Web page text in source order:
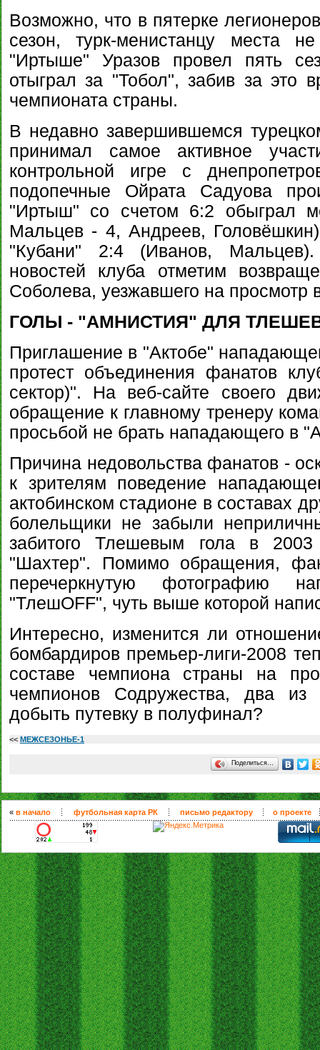
Возможно, что в пятерке
сезон, турк-менистанцу места
"Иртыше" Уразов провел пять
отыграл за "Тобол", забив за это
чемпионата страны.
В недавно завершившемся
принимал самое активное
контрольной игре с
подопечные Ойрата Садуова
"Иртыш" со счетом 6:2 обыграл
Мальцев - 4, Андреев,
"Кубани" 2:4 (Иванов,
новостей клуба отметим
Соболева, уезжавшего на просмотр
ГОЛЫ - "АМНИСТИЯ" ДЛЯ
Приглашение в "Актобе"
протест объединения фанатов
сектор)". На веб-сайте своего
обращение к главному тренеру
просьбой не брать нападающего в
Причина недовольства фанатов -
к зрителям поведение
актобинском стадионе в составах
болельщики не забыли
забитого Тлешевым гола в
"Шахтер". Помимо обращения,
перечеркнутую фотографию
"ТлешОFF", чуть выше которой
Интересно, изменится ли
бомбардиров премьер-лиги-2008
составе чемпиона страны на
чемпионов Содружества, два из
добыть путевку в полуфинал?
<< МЕЖСЕЗОНЬЕ-1
Поделиться…
« в начало футбольная карта РК письмо редактору о проекте